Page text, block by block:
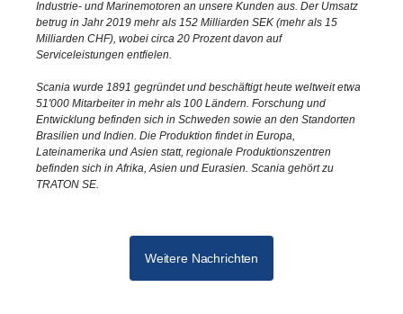
Industrie- und Marinemotoren an unsere Kunden aus. Der Umsatz
betrug in Jahr 2019 mehr als 152 Milliarden SEK (mehr als 15
Milliarden CHF), wobei circa 20 Prozent davon auf
Serviceleistungen entfielen.
Scania wurde 1891 gegründet und beschäftigt heute weltweit etwa
51'000 Mitarbeiter in mehr als 100 Ländern. Forschung und
Entwicklung befinden sich in Schweden sowie an den Standorten
Brasilien und Indien. Die Produktion findet in Europa,
Lateinamerika und Asien statt, regionale Produktionszentren
befinden sich in Afrika, Asien und Eurasien. Scania gehört zu
TRATON SE.
Weitere Nachrichten